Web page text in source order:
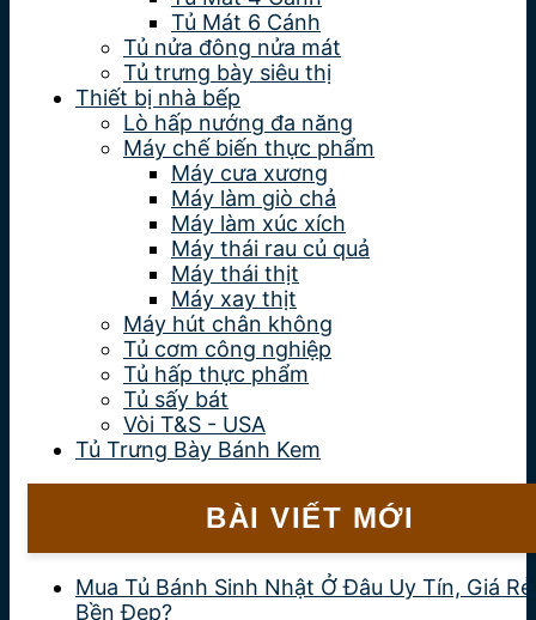
Tủ Mát 6 Cánh
Tủ nửa đông nửa mát
Tủ trưng bày siêu thị
Thiết bị nhà bếp
Lò hấp nướng đa năng
Máy chế biến thực phẩm
Máy cưa xương
Máy làm giò chả
Máy làm xúc xích
Máy thái rau củ quả
Máy thái thịt
Máy xay thịt
Máy hút chân không
Tủ cơm công nghiệp
Tủ hấp thực phẩm
Tủ sấy bát
Vòi T&S - USA
Tủ Trưng Bày Bánh Kem
BÀI VIẾT MỚI
Mua Tủ Bánh Sinh Nhật Ở Đâu Uy Tín, Giá
Bền Đẹp?